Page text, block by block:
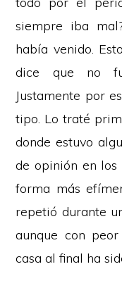
siempre iba
había venido.
dice que no
Justamente por
tipo. Lo traté
donde estuvo
de opinión en los
forma más
repetió durante
aunque con
casa al final ha